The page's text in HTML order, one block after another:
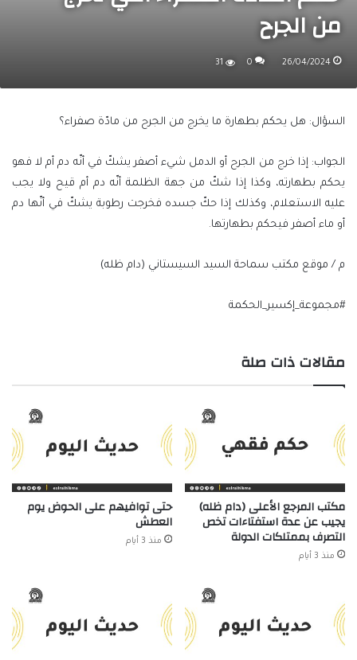
من الجرح
26/04/2024
0
31
السؤال: هل يحكم بطهارة ما يخرج من الجرح من مادّة صفراء؟
الجواب: إذا خرج من الجرح أو الدمل شيء أصفر يشكّ في أنّه دم أم لا فهو
يحكم بطهارته، وكذا إذا شكّ من جهة الظلمة أنّه دم أم قيح ولا يجب
عليه الاستعلام، وكذلك إذا حكّ جسده فخرجت رطوبة يشكّ في أنّها دم
أو ماء أصفر فيحكم بطهارتها.
م / موقع مكتب سماحة السيد السيستاني (دام ظله)
#مجموعة_إكسير_الحكمة
مقالات ذات صلة
مكتب المرجع الأعلى (دام ظله)
يجيب عن عدة استفتاءات تخص
التصرف بممتلكات الدولة
منذ 3 أيام
حتى توافيهم على الحوض يوم
العطش
منذ 3 أيام